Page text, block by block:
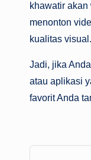
khawatir
menonton
kualitas visual.
Jadi, jika
atau aplikasi
favorit Anda